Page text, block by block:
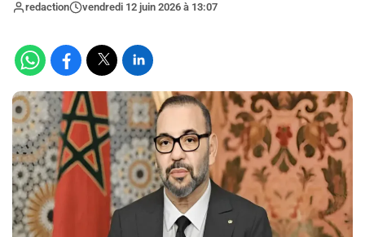
redaction vendredi 12 juin 2026 à 13:07